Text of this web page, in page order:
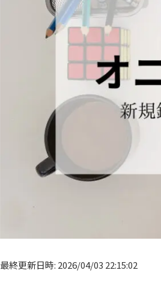
最終更新日時: 2026/04/03 22:15:02